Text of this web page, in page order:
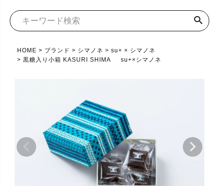
HOME ブランド シマノネ
su+ × シマノネ
黒糖入り小箱 KASURI SHIMA su+×シマノネ
へ